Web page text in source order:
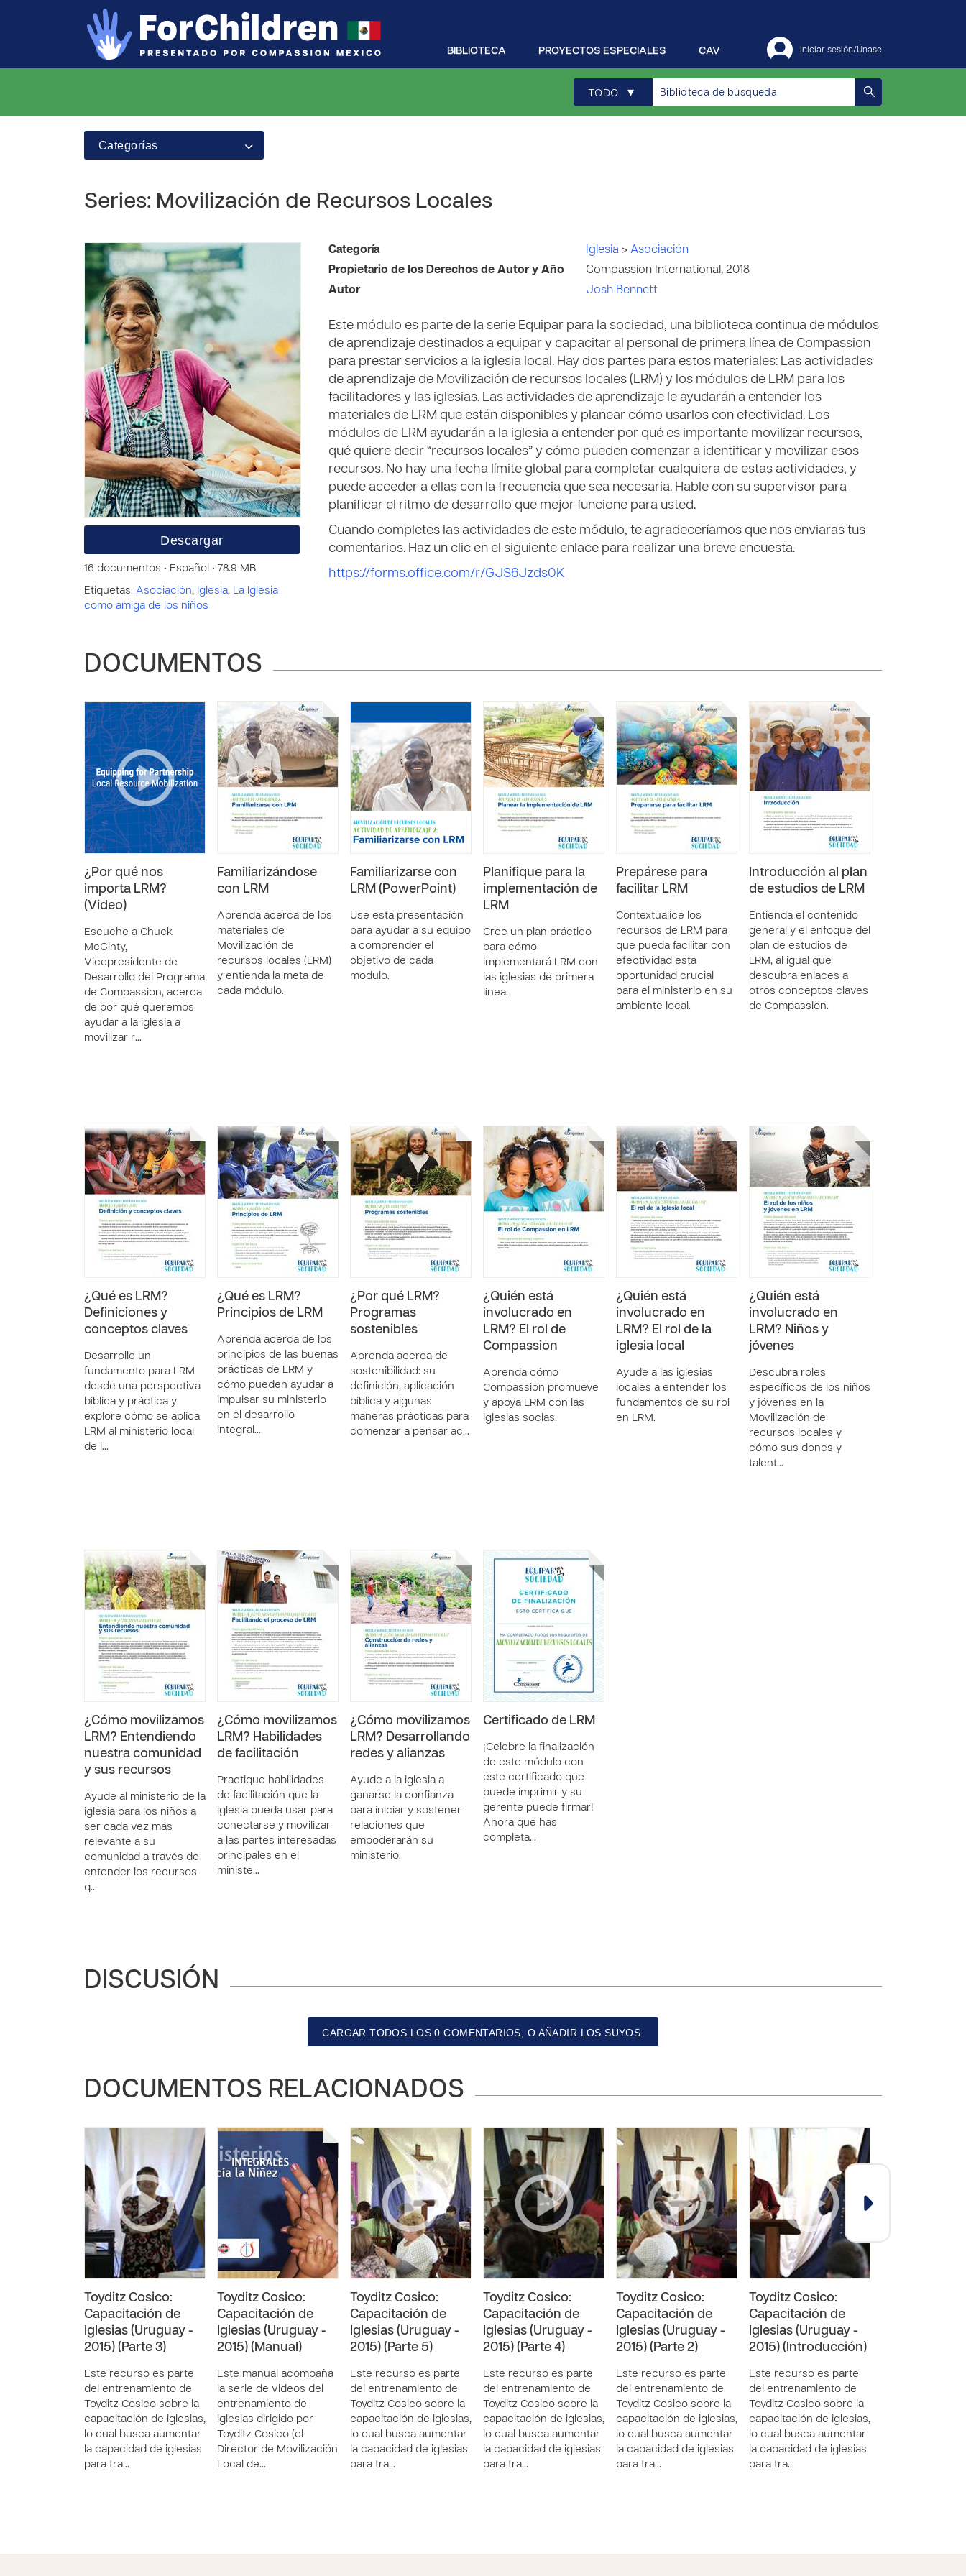
Iniciar sesión/Únase
CAV
PROYECTOS ESPECIALES
BIBLIOTECA
TODO ▾
Categorías
Series: Movilización de Recursos Locales
Descargar
16 documentos • Español • 78.9 MB
Etiquetas: Asociación, Iglesia, La Iglesia
como amiga de los niños
Categoría Iglesia > Asociación
Propietario de los Derechos de Autor y Año
Compassion International, 2018
Autor
Josh Bennett
Este módulo es parte de la serie Equipar para la sociedad, una biblioteca continua de módulos
de aprendizaje destinados a equipar y capacitar al personal de primera línea de Compassion
para prestar servicios a la iglesia local. Hay dos partes para estos materiales: Las actividades
de aprendizaje de Movilización de recursos locales (LRM) y los módulos de LRM para los
facilitadores y las iglesias. Las actividades de aprendizaje le ayudarán a entender los
materiales de LRM que están disponibles y planear cómo usarlos con efectividad. Los
módulos de LRM ayudarán a la iglesia a entender por qué es importante movilizar recursos,
qué quiere decir “recursos locales” y cómo pueden comenzar a identificar y movilizar esos
recursos. No hay una fecha límite global para completar cualquiera de estas actividades, y
puede acceder a ellas con la frecuencia que sea necesaria. Hable con su supervisor para
planificar el ritmo de desarrollo que mejor funcione para usted.
Cuando completes las actividades de este módulo, te agradeceríamos que nos enviaras tus
comentarios. Haz un clic en el siguiente enlace para realizar una breve encuesta.
https://forms.office.com/r/GJS6Jzds0K
DOCUMENTOS
¿Por qué nos
importa LRM?
(Video)
Escuche a Chuck
McGinty,
Vicepresidente de
Desarrollo del Programa
de Compassion, acerca
de por qué queremos
ayudar a la iglesia a
movilizar r…
Familiarizándose
con LRM
Aprenda acerca de los
materiales de
Movilización de
recursos locales (LRM)
y entienda la meta de
cada módulo.
Familiarizarse con
LRM (PowerPoint)
Use esta presentación
para ayudar a su equipo
a comprender el
objetivo de cada
modulo.
Planifique para la
implementación de
LRM
Cree un plan práctico
para cómo
implementará LRM con
las iglesias de primera
línea.
Prepárese para
facilitar LRM
Contextualice los
recursos de LRM para
que pueda facilitar con
efectividad esta
oportunidad crucial
para el ministerio en su
ambiente local.
Introducción al plan
de estudios de LRM
Entienda el contenido
general y el enfoque del
plan de estudios de
LRM, al igual que
descubra enlaces a
otros conceptos claves
de Compassion.
¿Qué es LRM?
Definiciones y
conceptos claves
Desarrolle un
fundamento para LRM
desde una perspectiva
bíblica y práctica y
explore cómo se aplica
LRM al ministerio local
de l…
¿Qué es LRM?
Principios de LRM
Aprenda acerca de los
principios de las buenas
prácticas de LRM y
cómo pueden ayudar a
impulsar su ministerio
en el desarrollo
integral…
¿Por qué LRM?
Programas
sostenibles
Aprenda acerca de
sostenibilidad: su
definición, aplicación
bíblica y algunas
maneras prácticas para
comenzar a pensar ac…
¿Quién está
involucrado en
LRM? El rol de
Compassion
Aprenda cómo
Compassion promueve
y apoya LRM con las
iglesias socias.
¿Quién está
involucrado en
LRM? El rol de la
iglesia local
Ayude a las iglesias
locales a entender los
fundamentos de su rol
en LRM.
¿Quién está
involucrado en
LRM? Niños y
jóvenes
Descubra roles
específicos de los niños
y jóvenes en la
Movilización de
recursos locales y
cómo sus dones y
talent…
¿Cómo movilizamos
LRM? Entendiendo
nuestra comunidad
y sus recursos
Ayude al ministerio de la
iglesia para los niños a
ser cada vez más
relevante a su
comunidad a través de
entender los recursos
q…
¿Cómo movilizamos
LRM? Habilidades
de facilitación
Practique habilidades
de facilitación que la
iglesia pueda usar para
conectarse y movilizar
a las partes interesadas
principales en el
ministe…
¿Cómo movilizamos
LRM? Desarrollando
redes y alianzas
Ayude a la iglesia a
ganarse la confianza
para iniciar y sostener
relaciones que
empoderarán su
ministerio.
Certificado de LRM
¡Celebre la finalización
de este módulo con
este certificado que
puede imprimir y su
gerente puede firmar!
Ahora que has
completa…
DISCUSIÓN
CARGAR TODOS LOS 0 COMENTARIOS, O AÑADIR LOS SUYOS.
DOCUMENTOS RELACIONADOS
Toyditz Cosico:
Capacitación de
Iglesias (Uruguay -
2015) (Parte 3)
Este recurso es parte
del entrenamiento de
Toyditz Cosico sobre la
capacitación de iglesias,
lo cual busca aumentar
la capacidad de iglesias
para tra…
Toyditz Cosico:
Capacitación de
Iglesias (Uruguay -
2015) (Manual)
Este manual acompaña
la serie de videos del
entrenamiento de
iglesias dirigido por
Toyditz Cosico (el
Director de Movilización
Local de…
Toyditz Cosico:
Capacitación de
Iglesias (Uruguay -
2015) (Parte 5)
Este recurso es parte
del entrenamiento de
Toyditz Cosico sobre la
capacitación de iglesias,
lo cual busca aumentar
la capacidad de iglesias
para tra…
Toyditz Cosico:
Capacitación de
Iglesias (Uruguay -
2015) (Parte 4)
Este recurso es parte
del entrenamiento de
Toyditz Cosico sobre la
capacitación de iglesias,
lo cual busca aumentar
la capacidad de iglesias
para tra…
Toyditz Cosico:
Capacitación de
Iglesias (Uruguay -
2015) (Parte 2)
Este recurso es parte
del entrenamiento de
Toyditz Cosico sobre la
capacitación de iglesias,
lo cual busca aumentar
la capacidad de iglesias
para tra…
Toyditz Cosico:
Capacitación de
Iglesias (Uruguay -
2015) (Introducción)
Este recurso es parte
del entrenamiento de
Toyditz Cosico sobre la
capacitación de iglesias,
lo cual busca aumentar
la capacidad de iglesias
para tra…